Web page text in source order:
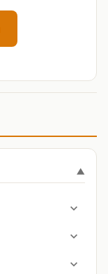
expand_more
expand_more
expand_more